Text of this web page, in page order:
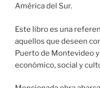
América del Sur.
Este libro es una
aquellos que deseen
Puerto de Montevideo
económico, social y